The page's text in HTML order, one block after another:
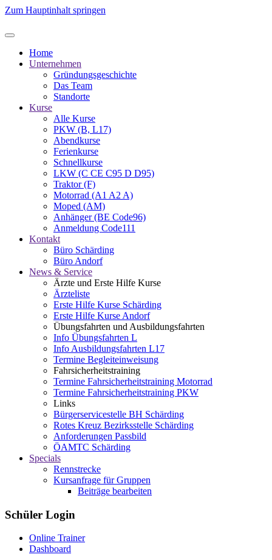
Zum Hauptinhalt springen
Home
Unternehmen
Gründungsgeschichte
Das Team
Standorte
Kurse
Alle Kurse
PKW (B, L17)
Abendkurse
Ferienkurse
Schnellkurse
LKW (C CE C95 D D95)
Traktor (F)
Motorrad (A1 A2 A)
Moped (AM)
Anhänger (BE Code96)
Anmeldung Code111
Kontakt
Büro Schärding
Büro Andorf
News & Service
Ärzte und Erste Hilfe Kurse
Ärzteliste
Erste Hilfe Kurse Schärding
Erste Hilfe Kurse Andorf
Übungsfahrten und Ausbildungsfahrten
Info Übungsfahrten L
Info Ausbildungsfahrten L17
Termine Begleiteinweisung
Fahrsicherheitstraining
Termine Fahrsicherheitstraining Motorrad
Termine Fahrsicherheitstraining PKW
Links
Bürgerservicestelle BH Schärding
Rotes Kreuz Bezirksstelle Schärding
Anforderungen Passbild
ÖAMTC Schärding
Specials
Rennstrecke
Kursanfrage für Gruppen
Beiträge bearbeiten
Schüler Login
Online Trainer
Dashboard